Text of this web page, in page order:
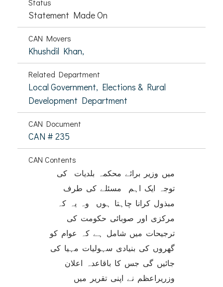
Status
Statement Made On
CAN Movers
Khushdil Khan,
Related Department
Local Government, Elections & Rural
Development Department
CAN Document
CAN # 235
CAN Contents
میں وزیر برائے محکمہ بلدیات کی
توجہ ایک اہم مسئلے کی طرف
مبذول کرانا چاہتا ہوں وہ یہ کہ
مرکزی اور صوبائی حکومت کی
ترجیحات میں شامل ہے کہ عوام کو
گھروں کی بنیادی سہولیات مہیا کی
جائیں گی جس کا باقاعدہ اعلان
وزریراعظم نے اپنی تقریر میں